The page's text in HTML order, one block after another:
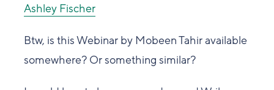
Ashley Fischer
Btw, is this Webinar by Mobeen Tahir available
somewhere? Or something similar?